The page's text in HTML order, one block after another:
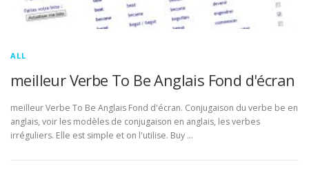
ALL
meilleur Verbe To Be Anglais Fond d'écran
meilleur Verbe To Be Anglais Fond d'écran. Conjugaison du verbe be en
anglais, voir les modèles de conjugaison en anglais, les verbes
irréguliers. Elle est simple et on l'utilise. Buy …